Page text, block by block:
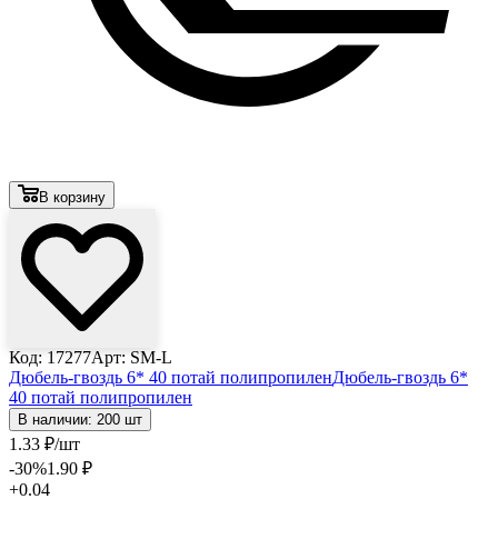
В корзину
Код: 17277Арт: SM-L
Дюбель-гвоздь 6* 40 потай полипропиленДюбель-гвоздь 6*
40 потай полипропилен
В наличии: 200 шт
1 .33 ₽/шт
-30%1 .90 ₽
+0.04